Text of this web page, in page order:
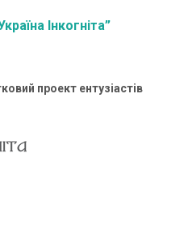
Інкогніта”
проект ентузіастів